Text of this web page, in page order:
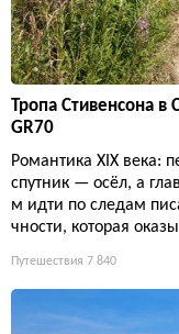
Тропа Стивенсона
GR70
Романтика XIX века:
спутник — осёл, а
м идти по следам
чности, которая
Путешествия 7 840